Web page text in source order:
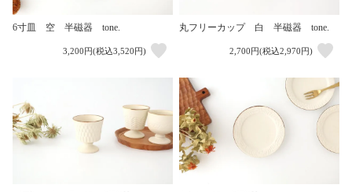
6寸皿 空 半磁器 tone.
3,200円(税込3,520円)
丸フリーカップ 白 半磁器 tone.
2,700円(税込2,970円)